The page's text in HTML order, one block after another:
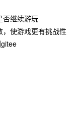
否继续游玩
使游戏更有挑战性
gitee